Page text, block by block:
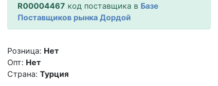
R00004467 код поставщика в Базе
Поставщиков рынка Дордой
Розница: Нет
Опт: Нет
Страна: Турция